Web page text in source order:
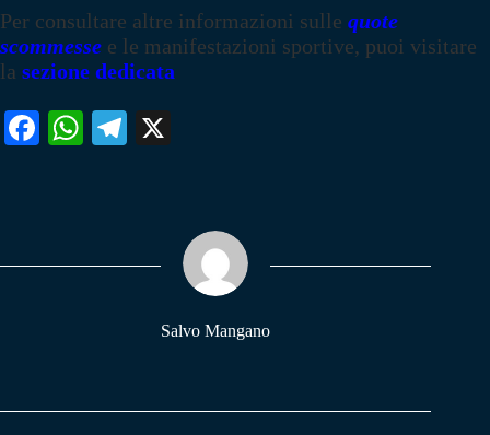
Per consultare altre informazioni sulle quote
scommesse e le manifestazioni sportive, puoi visitare
la sezione dedicata
Fa W
pp
Te
m
Salvo Mangano